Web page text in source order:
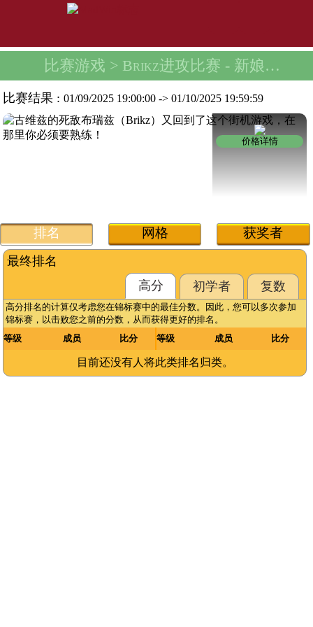
比赛游戏 > Brikz进攻比赛 - 新娘的 Zhjuju 头饰
比赛结果 :01/09/2025 19:00:00 ->01/10/2025 19:59:59
价格详情
排名 网格 获奖者
最终排名
高分
初学者 复数
高分排名的计算仅考虑您在锦标赛中的最佳分数。因此，您可以多次参加
锦标赛，以击败您之前的分数，从而获得更好的排名。
等级
成员 比分 等级 成员 比分
目前还没有人将此类排名归类。